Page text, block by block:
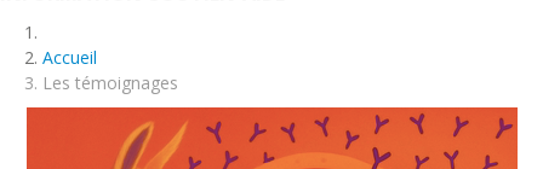
Accueil
Les témoignages